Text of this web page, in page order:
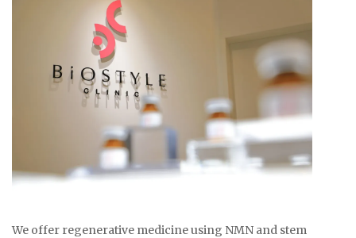
We offer regenerative medicine using NMN and stem